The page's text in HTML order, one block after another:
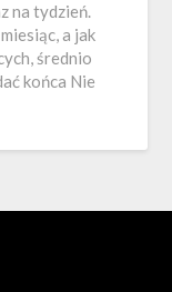
na tydzień.
a jak
średnio
końca Nie